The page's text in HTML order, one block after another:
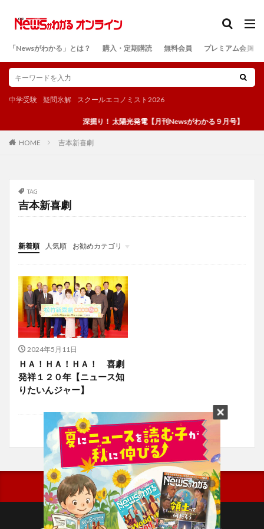
「Newsがわかる」とは？ 購入・定期購読 無料会員 プレミアム会員
中学受験 疑問氷解 スクールエコノミスト2026
深掘り！ 太陽光発電【月刊Newsがわかる９月号】
HOME 吉本新喜劇
TAG
吉本新喜劇
新着順 人気順
お勧めカテゴリ
投稿
学び
マンガ
電子書籍
2024年5月11日
ＨＡ！ＨＡ！ＨＡ！ 喜劇
発祥１２０年【ニュース知
りたいんジャー】
検索